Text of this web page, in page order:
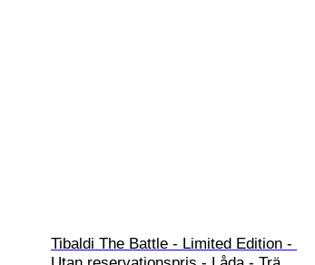
Tibaldi The Battle - Limited Edition -